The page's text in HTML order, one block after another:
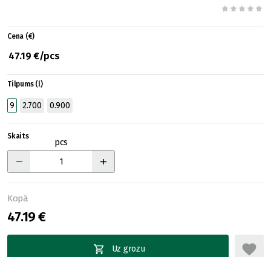
Cena (€)
47.19 €/pcs
Tilpums (l)
9 2.700 0.900
Skaits
pcs
Kopā
47.19 €
Uz grozu